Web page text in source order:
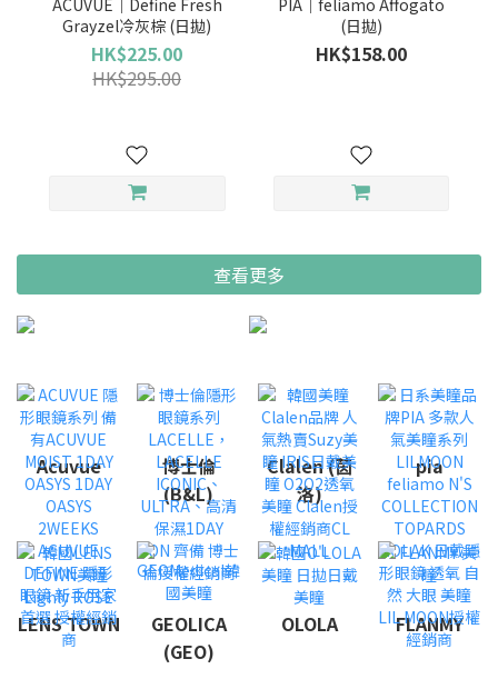
ACUVUE｜Define Fresh
Grayzel冷灰棕 (日拋)
HK$225.00
HK$295.00
PIA｜feliamo Affogato
(日拋)
HK$158.00
查看更多
Acuvue
博士倫
(B&L)
Clalen (茵
洛)
pia
LENS TOWN
GEOLICA
(GEO)
OLOLA FLANMY